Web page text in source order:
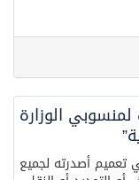
الوزارة
تعميم أصدرته لجميع